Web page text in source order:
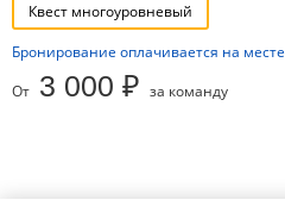
Квест многоуровневый
Бронирование оплачивается на месте
От 3 000 ₽ за команду